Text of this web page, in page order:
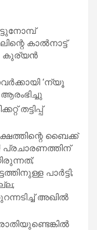
കാൽനാട്ട്
കുര്യൻ
‘ന്യൂ
തട്ടിപ്പ്
ബൈക്ക്
പ്രചാരണത്തിന്
പാര്‍ട്ടി;
അഖില്‍